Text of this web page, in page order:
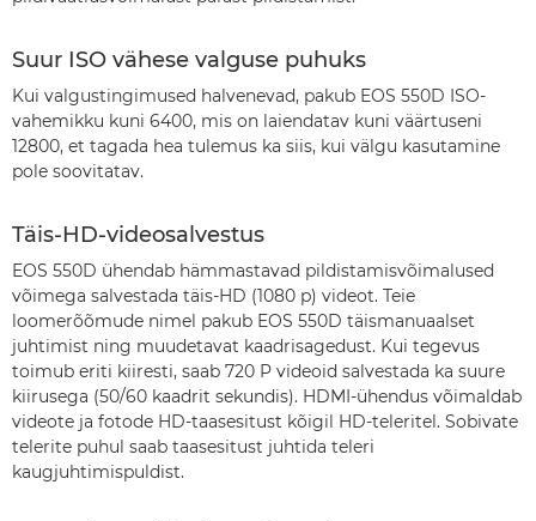
Suur ISO vähese valguse puhuks
Kui valgustingimused halvenevad, pakub EOS 550D ISO-
vahemikku kuni 6400, mis on laiendatav kuni väärtuseni
12800, et tagada hea tulemus ka siis, kui välgu kasutamine
pole soovitatav.
Täis-HD-videosalvestus
EOS 550D ühendab hämmastavad pildistamisvõimalused
võimega salvestada täis-HD (1080 p) videot. Teie
loomerõõmude nimel pakub EOS 550D täismanuaalset
juhtimist ning muudetavat kaadrisagedust. Kui tegevus
toimub eriti kiiresti, saab 720 P videoid salvestada ka suure
kiirusega (50/60 kaadrit sekundis). HDMI-ühendus võimaldab
videote ja fotode HD-taasesitust kõigil HD-teleritel. Sobivate
telerite puhul saab taasesitust juhtida teleri
kaugjuhtimispuldist.